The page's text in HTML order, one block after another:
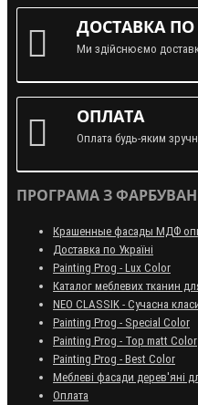
ДОСТАВКА ПО
Ми здійснюємо
ОПЛАТА
Оплата будь-яким
ПРОГРАМА З
Крашенные фасады МДФ
Доставка по Україні
Painting Prog - Lux Color
Каталог меблевих тканин
NEO CLASSIK - Сучасна
Painting Prog - Special Color
Painting Prog - Top matt Color
Painting Prog - Best Color
Меблеві фасади дерев'яні
Оплата